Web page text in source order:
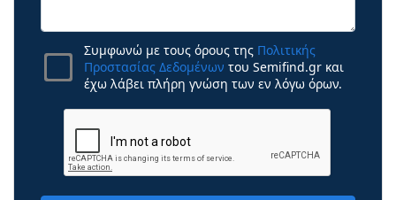
Συμφωνώ με τους όρους της Πολιτικής
Προστασίας Δεδομένων του Semifind.gr και
έχω λάβει πλήρη γνώση των εν λόγω όρων.